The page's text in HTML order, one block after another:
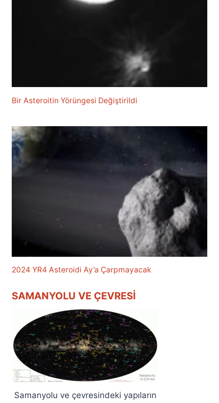
Bir Asteroitin Yörüngesi Değiştirildi
2024 YR4 Asteroidi Ay’a Çarpmayacak
SAMANYOLU VE ÇEVRESI
Samanyolu ve çevresindeki yapıların